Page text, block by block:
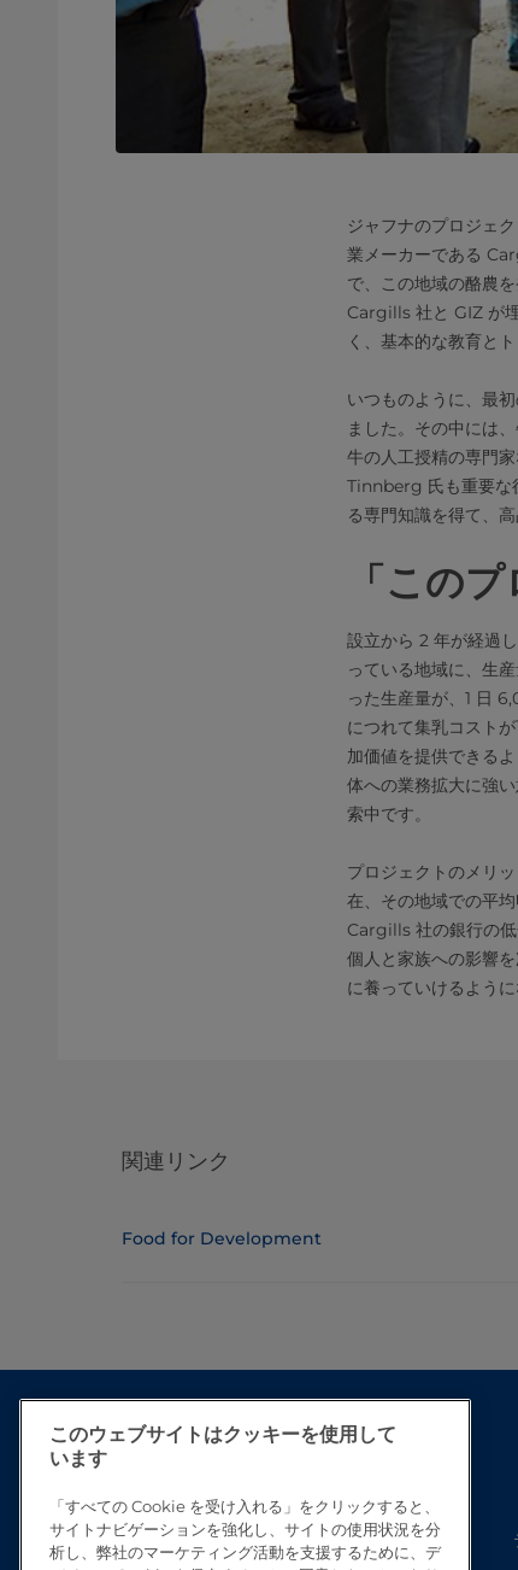
ジャフナのプロジェ
業メーカーである
で、この地域の酪農
Cargills 社と GIZ が
く、基本的な教育と
いつものように、最
ました。その中には
牛の人工授精の専門
Tinnberg 氏も重要な
る専門知識を得て、
「この
設立から 2 年が経過
っている地域に、生
った生産量が、1 日
につれて集乳コスト
加価値を提供できる
体への業務拡大に強
索中です。
プロジェクトのメリ
在、その地域での平
Cargills 社の銀行の
個人と家族への影響
に養っていけるよう
関連リンク
Food for Development
このウェブサイトはクッキーを使用して
います
「すべての Cookie を受け入れる」をクリックすると、
サイトナビゲーションを強化し、サイトの使用状況を分
析し、弊社のマーケティング活動を支援するために、デ